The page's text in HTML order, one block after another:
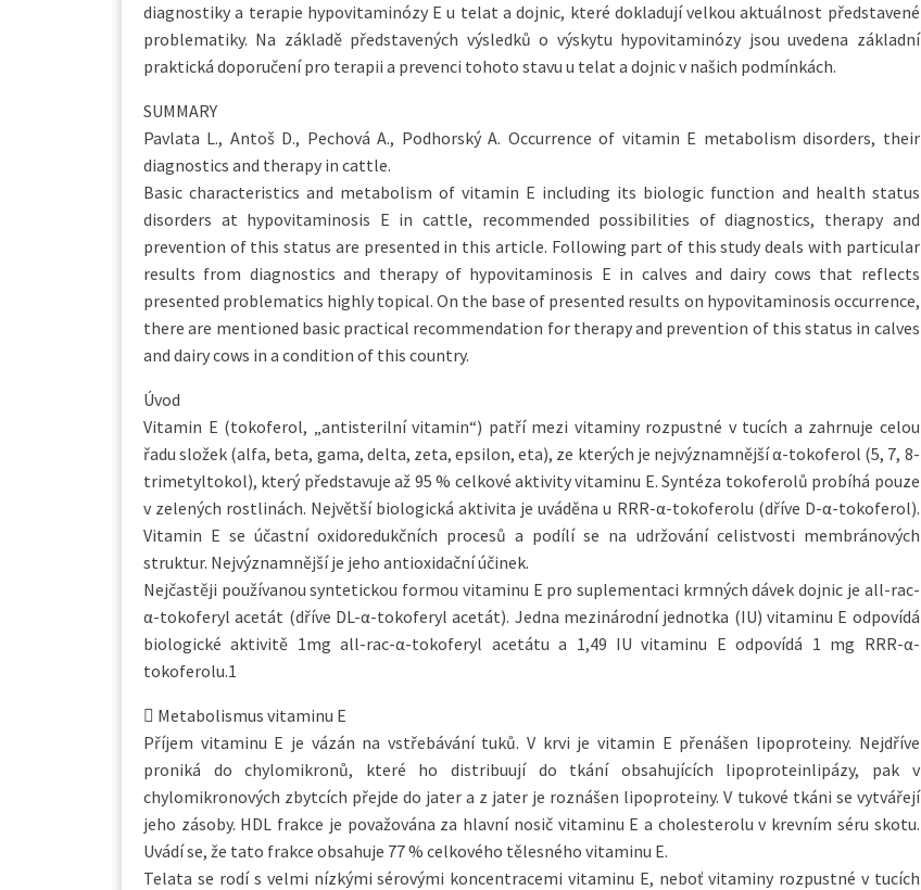
diagnostiky a terapie hypovitaminózy E u telat a dojnic, které dokladují velkou aktuálnost představené
problematiky. Na základě představených výsledků o výskytu hypovitaminózy jsou uvedena základní
praktická doporučení pro terapii a prevenci tohoto stavu u telat a dojnic v našich podmínkách.
SUMMARY
Pavlata L., Antoš D., Pechová A., Podhorský A. Occurrence of vitamin E metabolism disorders, their
diagnostics and therapy in cattle.
Basic characteristics and metabolism of vitamin E including its biologic function and health status
disorders at hypovitaminosis E in cattle, recommended possibilities of diagnostics, therapy and
prevention of this status are presented in this article. Following part of this study deals with particular
results from diagnostics and therapy of hypovitaminosis E in calves and dairy cows that reflects
presented problematics highly topical. On the base of presented results on hypovitaminosis occurrence,
there are mentioned basic practical recommendation for therapy and prevention of this status in calves
and dairy cows in a condition of this country.
Úvod
Vitamin E (tokoferol, „antisterilní vitamin“) patří mezi vitaminy rozpustné v tucích a zahrnuje celou
řadu složek (alfa, beta, gama, delta, zeta, epsilon, eta), ze kterých je nejvýznamnější α-tokoferol (5, 7, 8-
trimetyltokol), který představuje až 95 % celkové aktivity vitaminu E. Syntéza tokoferolů probíhá pouze
v zelených rostlinách. Největší biologická aktivita je uváděna u RRR-α-tokoferolu (dříve D-α-tokoferol).
Vitamin E se účastní oxidoredukčních procesů a podílí se na udržování celistvosti membránových
struktur. Nejvýznamnější je jeho antioxidační účinek.
Nejčastěji používanou syntetickou formou vitaminu E pro suplementaci krmných dávek dojnic je all-rac-
α-tokoferyl acetát (dříve DL-α-tokoferyl acetát). Jedna mezinárodní jednotka (IU) vitaminu E odpovídá
biologické aktivitě 1mg all-rac-α-tokoferyl acetátu a 1,49 IU vitaminu E odpovídá 1 mg RRR-α-
tokoferolu.1
 Metabolismus vitaminu E
Příjem vitaminu E je vázán na vstřebávání tuků. V krvi je vitamin E přenášen lipoproteiny. Nejdříve
proniká do chylomikronů, které ho distribuují do tkání obsahujících lipoproteinlipázy, pak v
chylomikronových zbytcích přejde do jater a z jater je roznášen lipoproteiny. V tukové tkáni se vytvářejí
jeho zásoby. HDL frakce je považována za hlavní nosič vitaminu E a cholesterolu v krevním séru skotu.
Uvádí se, že tato frakce obsahuje 77 % celkového tělesného vitaminu E.
Telata se rodí s velmi nízkými sérovými koncentracemi vitaminu E, neboť vitaminy rozpustné v tucích